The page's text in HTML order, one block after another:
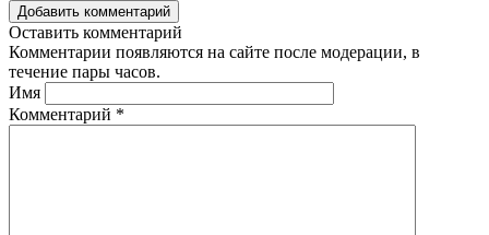
Добавить комментарий
Оставить комментарий
Комментарии появляются на сайте после модерации, в
течение пары часов.
Имя
Комментарий *